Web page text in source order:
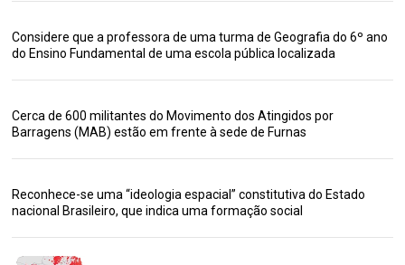
Considere que a professora de uma turma de Geografia do 6º ano
do Ensino Fundamental de uma escola pública localizada
Cerca de 600 militantes do Movimento dos Atingidos por
Barragens (MAB) estão em frente à sede de Furnas
Reconhece-se uma “ideologia espacial” constitutiva do Estado
nacional Brasileiro, que indica uma formação social